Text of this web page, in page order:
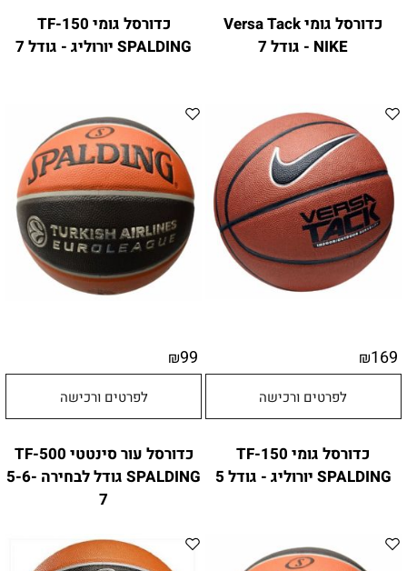
כדורסל גומי Versa Tack
NIKE - גודל 7
₪169
לפרטים ורכישה
כדורסל גומי TF-150
SPALDING יורוליג - גודל 7
₪99
לפרטים ורכישה
כדורסל גומי TF-150
SPALDING יורוליג - גודל 5
כדורסל עור סינטטי TF-500
SPALDING גודל לבחירה 5-6-
7